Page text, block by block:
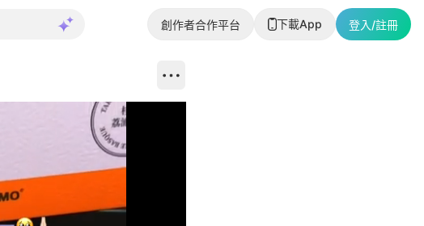
創作者合作平台 下載App 登入/註冊